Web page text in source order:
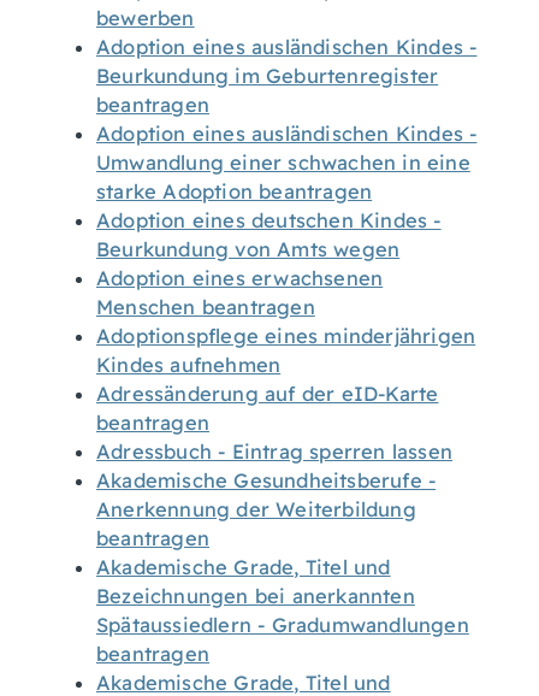
bewerben
Adoption eines ausländischen Kindes -
Beurkundung im Geburtenregister
beantragen
Adoption eines ausländischen Kindes -
Umwandlung einer schwachen in eine
starke Adoption beantragen
Adoption eines deutschen Kindes -
Beurkundung von Amts wegen
Adoption eines erwachsenen
Menschen beantragen
Adoptionspflege eines minderjährigen
Kindes aufnehmen
Adressänderung auf der eID-Karte
beantragen
Adressbuch - Eintrag sperren lassen
Akademische Gesundheitsberufe -
Anerkennung der Weiterbildung
beantragen
Akademische Grade, Titel und
Bezeichnungen bei anerkannten
Spätaussiedlern - Gradumwandlungen
beantragen
Akademische Grade, Titel und